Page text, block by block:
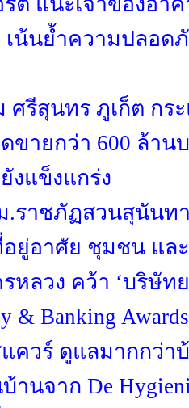
น้นย้ำความปลอด
ศรีสุนทร ภูเก็ต กร
ขายกว่า 600 ล้าน
งแข็งแกร่ง
.ราชภัฏสวนสุนัน
ยู่อาศัย ชุมชน และ
หลวง คว้า ‘บริษัท
& Banking
ควร์ ดูแลมากกว่า
นจาก De